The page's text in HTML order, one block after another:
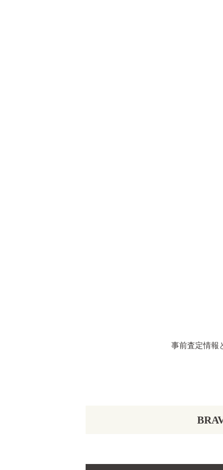
事前査定情報